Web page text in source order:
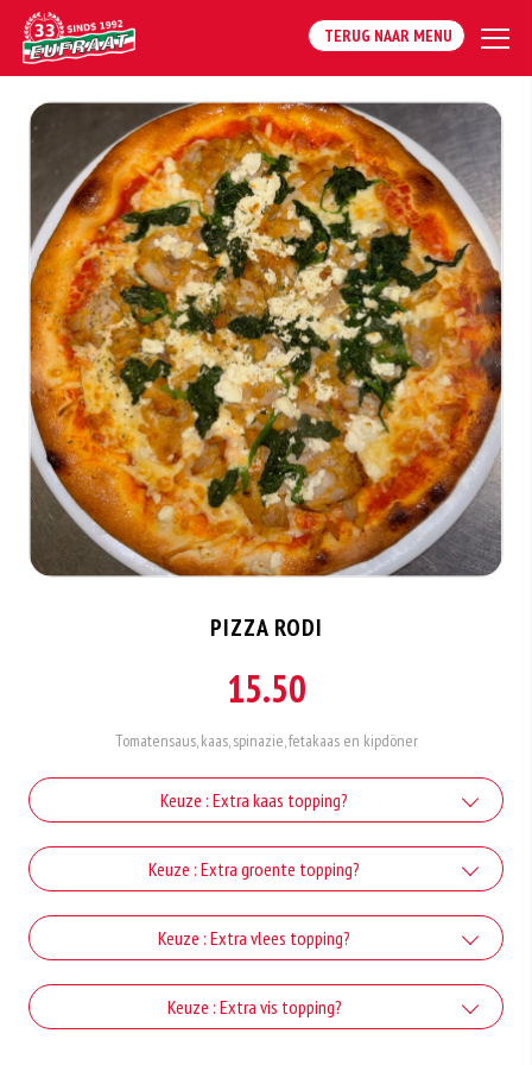
TERUG NAAR MENU
PIZZA RODI
15.50
Tomatensaus, kaas, spinazie, fetakaas en kipdöner
Keuze : Extra kaas topping?
Extra kaas
+€1.50
Extra Gorgonzola
+€1.50
Extra Mozzarella
Keuze : Extra groente topping?
Extra Paprika
+€1.50
Extra Tomaat
Keuze : Extra vlees topping?
Extra Doner
Keuze : Extra vis topping?